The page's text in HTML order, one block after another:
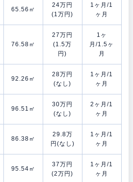
65.56㎡
24万円
(1万円)
1ヶ月/1
ヶ月
76.58㎡
27万円
(1.5万
円)
1ヶ
月/1.5ヶ
月
92.26㎡
28万円
(なし)
1ヶ月/1
ヶ月
96.51㎡
30万円
(なし)
2ヶ月/1
ヶ月
86.38㎡
29.8万
円(なし)
1ヶ月/1
ヶ月
95.54㎡
37万円
(2万円)
1ヶ月/1
ヶ月